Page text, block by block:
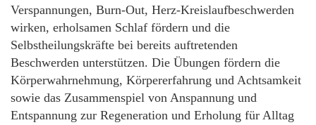
Verspannungen, Burn-Out, Herz-Kreislaufbeschwerden
wirken, erholsamen Schlaf fördern und die
Selbstheilungskräfte bei bereits auftretenden
Beschwerden unterstützen. Die Übungen fördern die
Körperwahrnehmung, Körpererfahrung und Achtsamkeit
sowie das Zusammenspiel von Anspannung und
Entspannung zur Regeneration und Erholung für Alltag